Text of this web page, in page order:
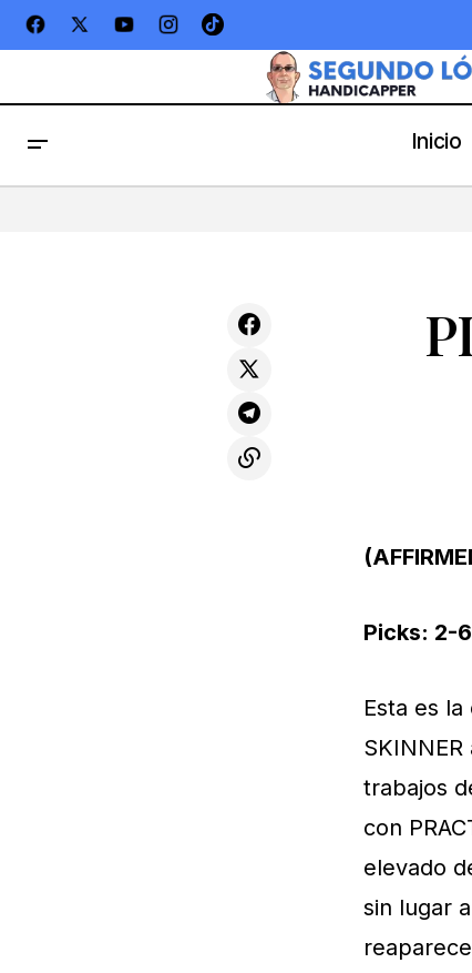
Inicio
Picks: 2-
Esta es
trabajos
con
elevado
sin lugar